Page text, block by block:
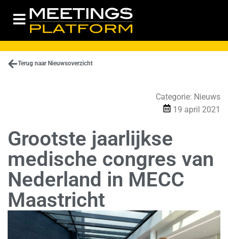
Terug naar Nieuwsoverzicht
Categorie: Nieuws
19 april 2021
Grootste jaarlijkse
medische congres van
Nederland in MECC
Maastricht